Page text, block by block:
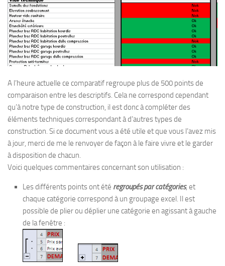
A l’heure actuelle ce comparatif regroupe plus de 500 points de
comparaison entre les descriptifs. Cela ne correspond cependant
qu’à notre type de construction, il est donc à compléter des
éléments techniques correspondant à d’autres types de
construction. Si ce document vous a été utile et que vous l’avez mis
à jour, merci de me le renvoyer de façon à le faire vivre et le garder
à disposition de chacun.
Voici quelques commentaires concernant son utilisation :
Les différents points ont été regroupés par catégories, et
chaque catégorie correspond à un groupage excel. Il est
possible de plier ou déplier une catégorie en agissant à gauche
de la fenêtre :